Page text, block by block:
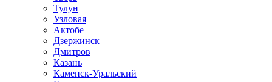
Тулун
Узловая
Актобе
Дзержинск
Дмитров
Казань
Каменск-Уральский